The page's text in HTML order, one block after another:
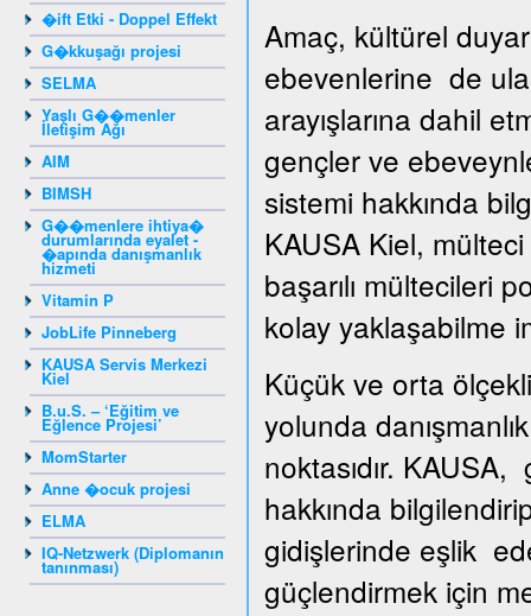
�ift Etki - Doppel Effekt
G�kkuşağı projesi
SELMA
Yaşlı G��menler
İletişim Ağı
AIM
BIMSH
G��menlere ihtiya�
durumlarında eyalet -
�apında danışmanlık
hizmeti
Vitamin P
JobLife Pinneberg
KAUSA Servis Merkezi
Kiel
B.u.S. – ‘Eğitim ve
Eğlence Projesi’
MomStarter
Anne �ocuk projesi
ELMA
IQ-Netzwerk (Diplomanın
tanınması)
Amaç, kültürel
ebevenlerine de
arayışlarına dahil
gençler ve
sistemi hakkında
KAUSA Kiel,
başarılı mültecileri
kolay yaklaşabilme
Küçük ve orta
yolunda
noktasıdır.
hakkında
gidişlerinde eşlik
güçlendirmek için